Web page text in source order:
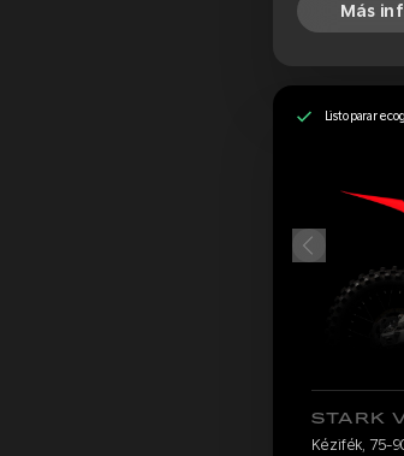
Más
Listo para
STARK
Kézifék, 75-